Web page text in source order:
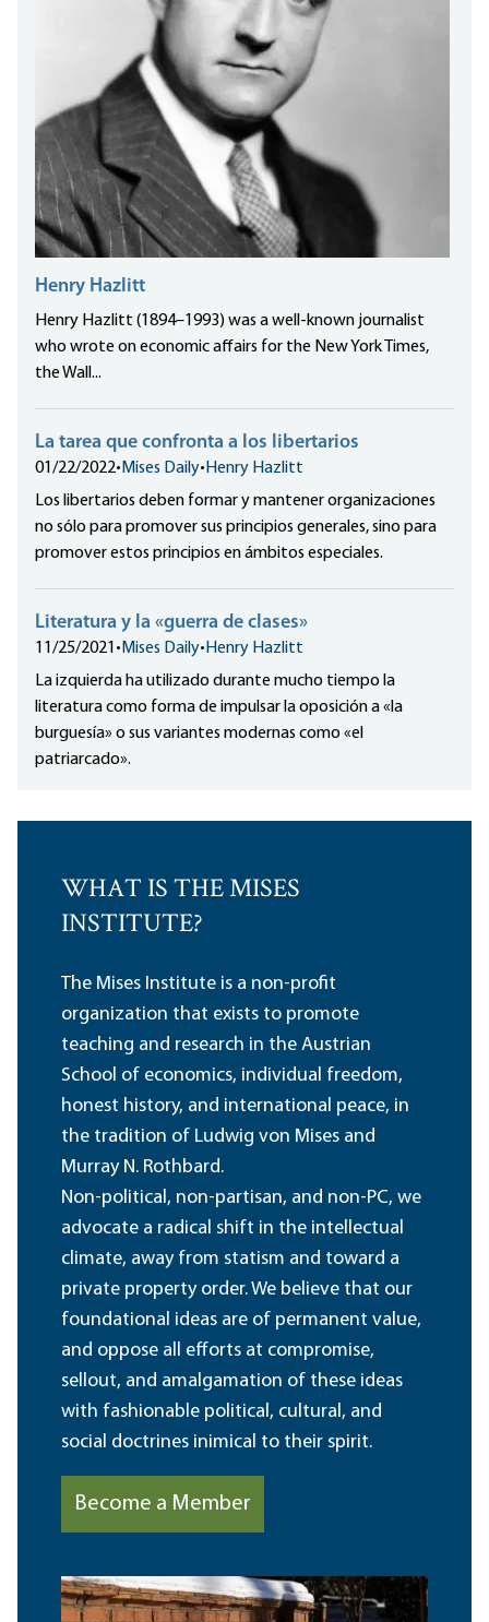
Henry Hazlitt
Henry Hazlitt (1894–1993) was a well-known journalist
who wrote on economic affairs for the New York Times,
the Wall...
La tarea que confronta a los libertarios
01/22/2022• Mises Daily• Henry Hazlitt
Los libertarios deben formar y mantener organizaciones
no sólo para promover sus principios generales, sino para
promover estos principios en ámbitos especiales.
Literatura y la «guerra de clases»
11/25/2021 • Mises Daily• Henry Hazlitt
La izquierda ha utilizado durante mucho tiempo la
literatura como forma de impulsar la oposición a «la
burguesía» o sus variantes modernas como «el
patriarcado».
WHAT IS THE MISES
INSTITUTE?
The Mises Institute is a non-profit
organization that exists to promote
teaching and research in the Austrian
School of economics, individual freedom,
honest history, and international peace, in
the tradition of Ludwig von Mises and
Murray N. Rothbard.
Non-political, non-partisan, and non-PC, we
advocate a radical shift in the intellectual
climate, away from statism and toward a
private property order. We believe that our
foundational ideas are of permanent value,
and oppose all efforts at compromise,
sellout, and amalgamation of these ideas
with fashionable political, cultural, and
social doctrines inimical to their spirit.
Become a Member